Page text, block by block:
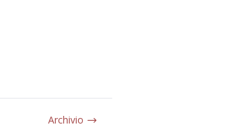
Archivio